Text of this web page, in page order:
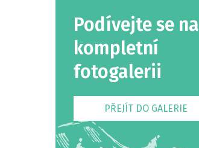
Podívejte se na
kompletní
fotogalerii
PŘEJÍT DO GALERIE